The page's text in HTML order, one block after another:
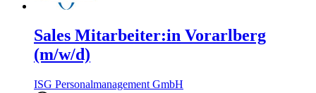
Sales Mitarbeiter:in Vorarlberg
(m/w/d)
ISG Personalmanagement GmbH